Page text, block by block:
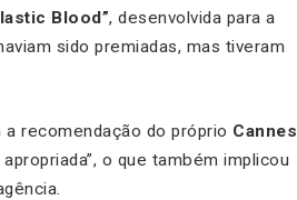
Blood”, desenvolvida para a
sido premiadas, mas tiveram
recomendação do próprio Cannes
o que também implicou